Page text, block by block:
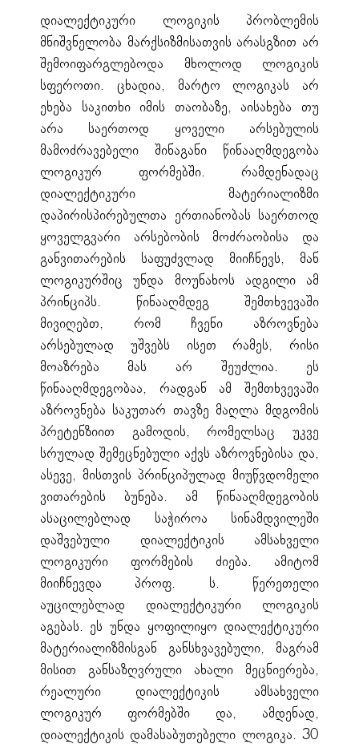
დიალექტიკური ლოგიკის პრობლემის
მნიშვნელობა მარქსიზმისათვის არასგზით არ
შემოიფარგლებოდა მხოლოდ ლოგიკის
სფეროთი. ცხადია, მარტო ლოგიკას არ
ეხება საკითხი იმის თაობაზე, აისახება თუ
არა საერთოდ ყოველი არსებულის
მამოძრავებელი შინაგანი წინააღმდეგობა
ლოგიკურ ფორმებში. რამდენადაც
დიალექტიკური მატერიალიზმი
დაპირისპირებულთა ერთიანობას საერთოდ
ყოველგვარი არსებობის მოძრაობისა და
განვითარების საფუძვლად მიიჩნევს, მან
ლოგიკურშიც უნდა მოუნახოს ადგილი ამ
პრინციპს. წინააღმდეგ შემთხვევაში
მივიღებთ, რომ ჩვენი აზროვნება
არსებულად უშვებს ისეთ რამეს, რისი
მოაზრება მას არ შეუძლია. ეს
წინააღმდეგობაა, რადგან ამ შემთხვევაში
აზროვნება საკუთარ თავზე მაღლა მდგომის
პრეტენზიით გამოდის, რომელსაც უკვე
სრულად შემეცნებული აქვს აზროვნებისა და,
ასევე, მისთვის პრინციპულად მიუწვდომელი
ვითარების ბუნება. ამ წინააღმდეგობის
ასაცილებლად საჭიროა სინამდვილეში
დაშვებული დიალექტიკის ამსახველი
ლოგიკური ფორმების ძიება. ამიტომ
მიიჩნევდა პროფ. ს. წერეთელი
აუცილებლად დიალექტიკური ლოგიკის
აგებას. ეს უნდა ყოფილიყო დიალექტიკური
მატერიალიზმისგან განსხვავებული, მაგრამ
მისით განსაზღვრული ახალი მეცნიერება,
რეალური დიალექტიკის ამსახველი
ლოგიკურ ფორმებში და, ამდენად,
დიალექტიკის დამასაბუთებელი ლოგიკა. 30